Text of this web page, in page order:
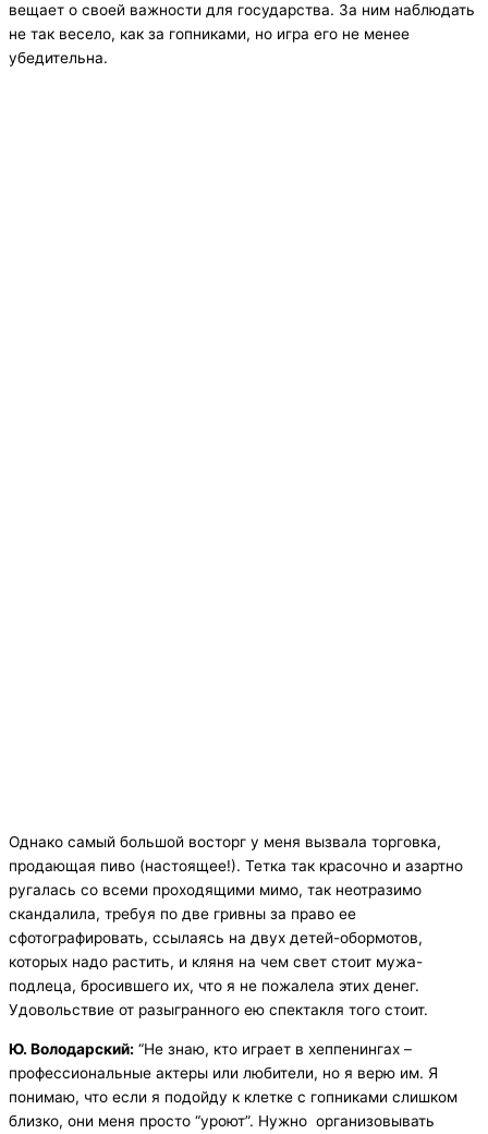
вещает о своей важности для государства. За ним наблюдать
не так весело, как за гопниками, но игра его не менее
убедительна.
Однако самый большой восторг у меня вызвала торговка,
продающая пиво (настоящее!). Тетка так красочно и азартно
ругалась со всеми проходящими мимо, так неотразимо
скандалила, требуя по две гривны за право ее
сфотографировать, ссылаясь на двух детей-обормотов,
которых надо растить, и кляня на чем свет стоит мужа-
подлеца, бросившего их, что я не пожалела этих денег.
Удовольствие от разыгранного ею спектакля того стоит.
Ю. Володарский: “Не знаю, кто играет в хеппенингах –
профессиональные актеры или любители, но я верю им. Я
понимаю, что если я подойду к клетке с гопниками слишком
близко, они меня просто “уроют”. Нужно организовывать